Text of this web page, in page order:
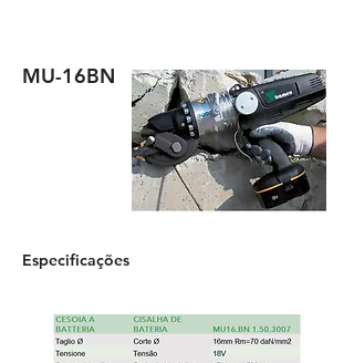
MU-16BN
Especificações